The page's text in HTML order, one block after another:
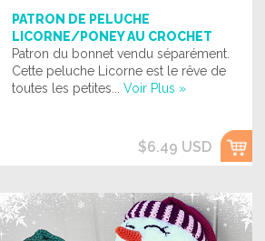
PATRON DE PELUCHE
LICORNE/PONEY AU CROCHET
Patron du bonnet vendu séparément.
Cette peluche Licorne est le rêve de
toutes les petites... Voir Plus »
$6.49 USD